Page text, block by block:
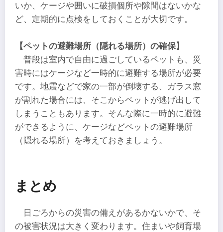
いか、ケージや囲いに破損個所や隙間はないかな
ど、定期的に点検をしておくことが大切です。
【ペットの避難場所（隠れる場所）の確保】
普段は室内で自由に過ごしているペットも、災
害時にはケージなど一時的に避難する場所が必要
です。地震などで家の一部が倒壊する、ガラス窓
が割れた場合には、そこからペットが逃げ出して
しまうこともあります。そんな際に一時的に避難
ができるように、ケージなどペットの避難場所
（隠れる場所）を考えておきましょう。
まとめ
日ごろからの災害の備えがあるかないかで、そ
の被害状況は大きく変わります。住まいや飼育場